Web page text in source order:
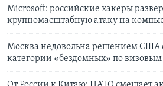
Microsoft: российские хакеры
крупномасштабную атаку на
Москва недовольна решением США
категории «бездомных» по